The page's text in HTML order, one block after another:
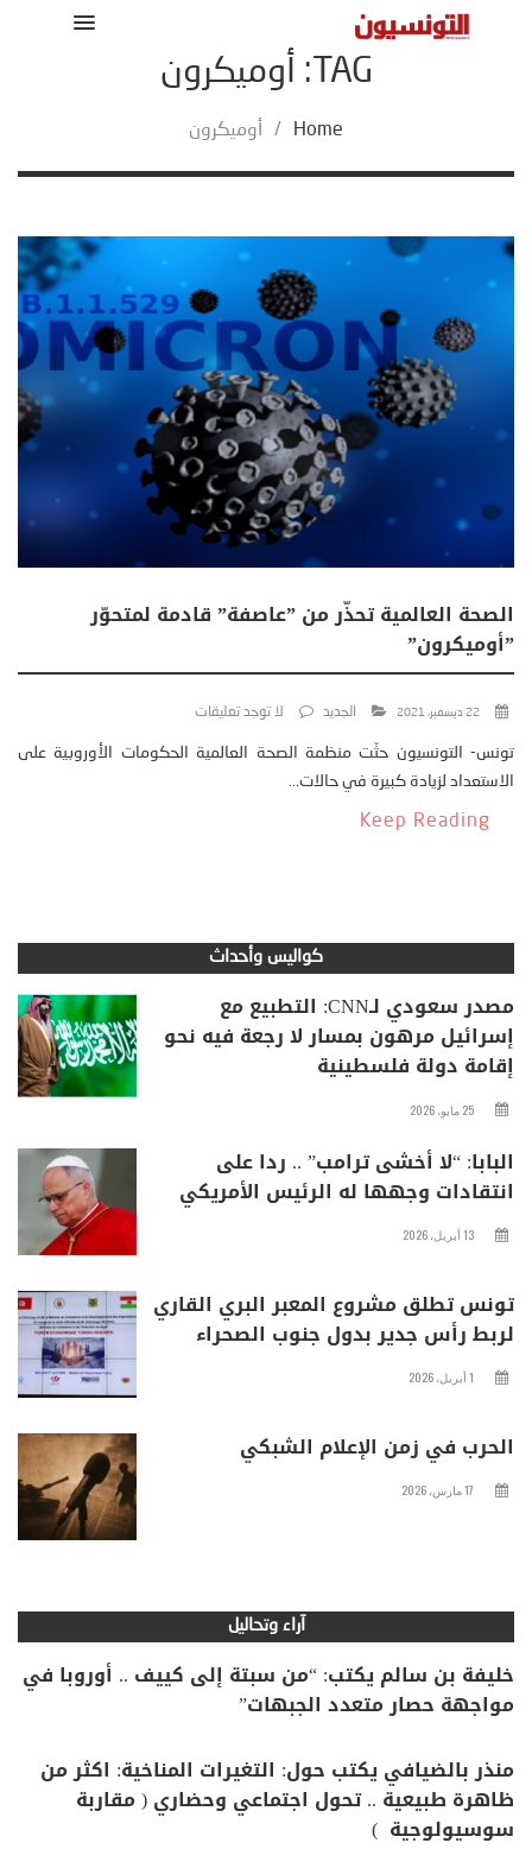
TAG: أوميكرون
Home
/ أوميكرون
الصحة العالمية تحذّر من ”عاصفة” قادمة لمتحوّر
”أوميكرون”
22 ديسمبر، 2021 الجديد لا توجد تعليقات
تونس- التونسيون حثّت منظمة الصحة العالمية الحكومات الأوروبية على
الاستعداد لزيادة كبيرة في حالات...
Keep Reading
كواليس وأحداث
مصدر سعودي لـCNN: التطبيع مع
إسرائيل مرهون بمسار لا رجعة فيه نحو
إقامة دولة فلسطينية
25 مايو، 2026
البابا: “لا أخشى ترامب” .. ردا على
انتقادات وجهها له الرئيس الأمريكي
13 أبريل، 2026
تونس تطلق مشروع المعبر البري القاري
لربط رأس جدير بدول جنوب الصحراء
1 أبريل، 2026
الحرب في زمن الإعلام الشبكي
17 مارس، 2026
آراء وتحاليل
خليفة بن سالم يكتب: “من سبتة إلى كييف .. أوروبا في
مواجهة حصار متعدد الجبهات”
منذر بالضيافي يكتب حول: التغيرات المناخية: اكثر من
ظاهرة طبيعية .. تحول اجتماعي وحضاري ( مقاربة
سوسيولوجية )